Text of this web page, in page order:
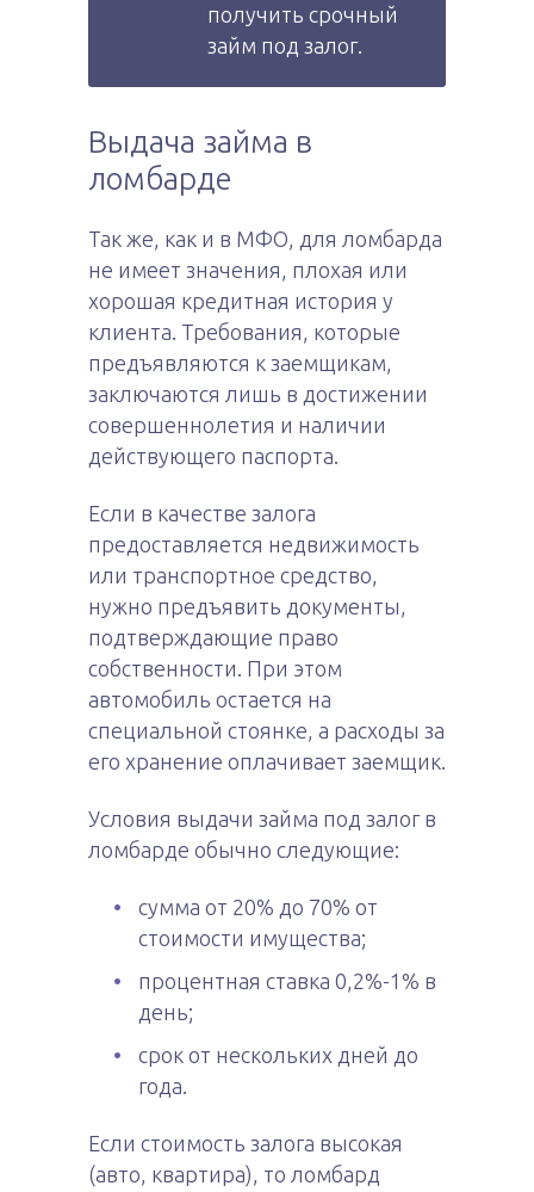
получить срочный
займ под залог.
Выдача займа в
ломбарде
Так же, как и в МФО, для ломбарда
не имеет значения, плохая или
хорошая кредитная история у
клиента. Требования, которые
предъявляются к заемщикам,
заключаются лишь в достижении
совершеннолетия и наличии
действующего паспорта.
Если в качестве залога
предоставляется недвижимость
или транспортное средство,
нужно предъявить документы,
подтверждающие право
собственности. При этом
автомобиль остается на
специальной стоянке, а расходы за
его хранение оплачивает заемщик.
Условия выдачи займа под залог в
ломбарде обычно следующие:
сумма от 20% до 70% от
стоимости имущества;
процентная ставка 0,2%-1% в
день;
срок от нескольких дней до
года.
Если стоимость залога высокая
(авто, квартира), то ломбард